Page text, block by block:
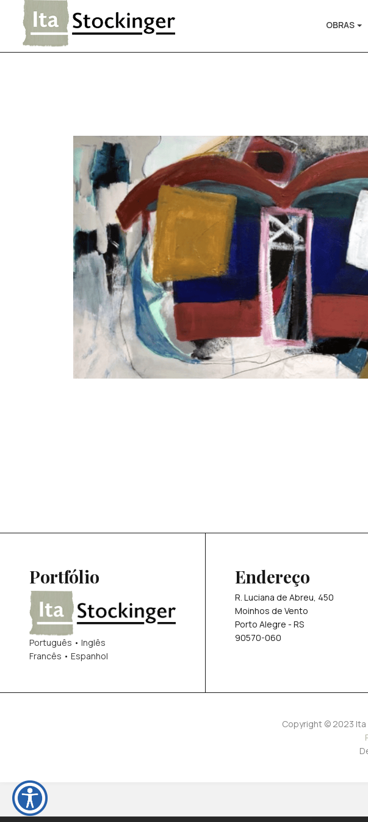
OBRAS
Portfólio
Português • Inglês
Francês • Espanhol
Endereço
R. Luciana de Abreu, 450
Moinhos de Vento
Porto Alegre - RS
90570-060
Copyright © 2023